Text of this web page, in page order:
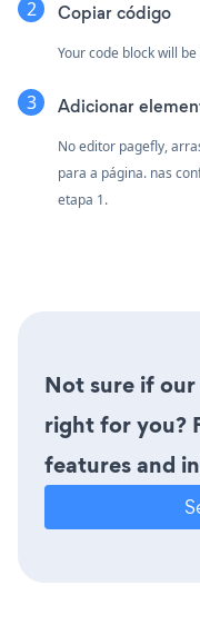
Copiar código
Your code block will
Adicionar
No editor pagefly,
para a página. nas
etapa 1.
Not sure if our
right for you?
features and